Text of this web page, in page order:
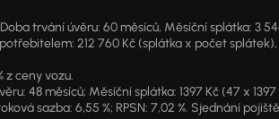
trvání úvěru: 60 měsíců, Měsíční splátka: 3
212 760 Kč (splátka x počet splátek),
z ceny vozu.
48 měsíců; Měsíční splátka: 1397 Kč (47 x
sazba: 6,55 %; RPSN: 7,02 %. Sjednání